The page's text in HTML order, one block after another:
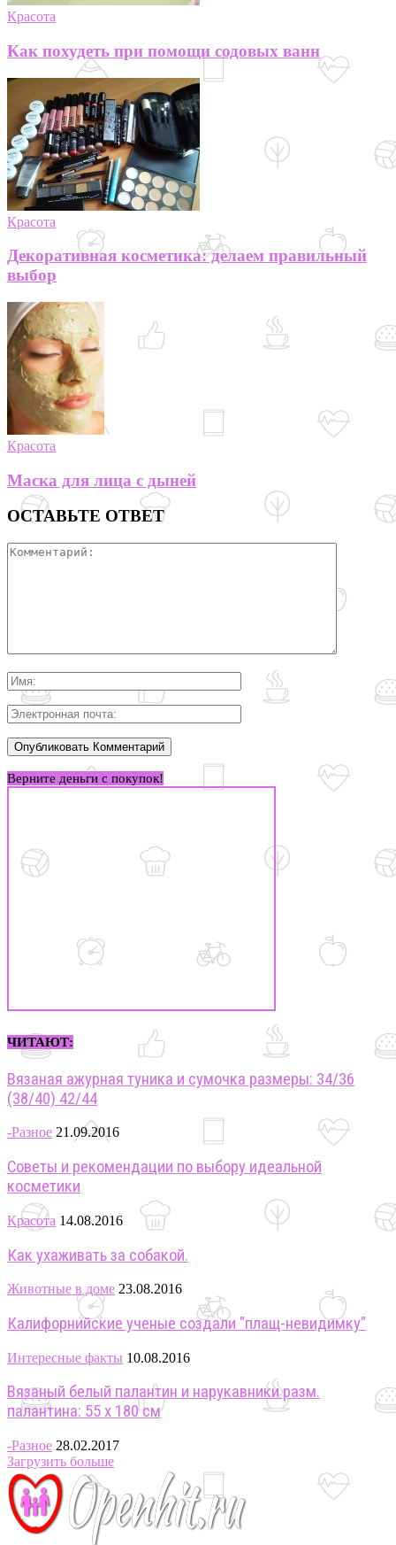
Красота
Как похудеть при помощи содовых ванн
Красота
Декоративная косметика: делаем правильный
выбор
Красота
Маска для лица с дыней
ОСТАВЬТЕ ОТВЕТ
Верните деньги с покупок!
ЧИТАЮТ:
Вязаная ажурная туника и сумочка размеры: 34/36
(38/40) 42/44
-Разное 21.09.2016
Советы и рекомендации по выбору идеальной
косметики
Красота 14.08.2016
Как ухаживать за собакой.
Животные в доме 23.08.2016
Калифорнийские ученые создали "плащ-невидимку"
Интересные факты 10.08.2016
Вязаный белый палантин и нарукавники разм.
палантина: 55 х 180 см
-Разное 28.02.2017
Загрузить больше